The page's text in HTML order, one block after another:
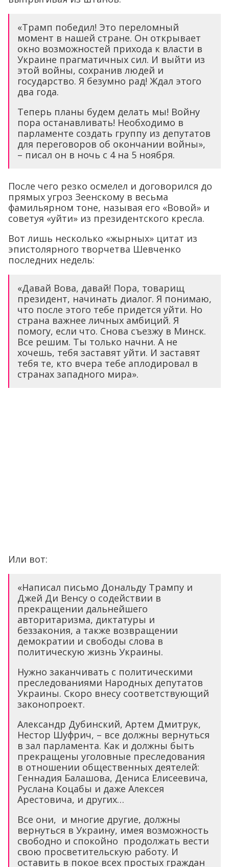
«Трамп победил! Это переломный
момент в нашей стране. Он открывает
окно возможностей прихода к власти в
Украине прагматичных сил. И выйти из
этой войны, сохранив людей и
государство. Я безумно рад! Ждал этого
два года.
Теперь планы будем делать мы! Войну
пора останавливать! Необходимо в
парламенте создать группу из депутатов
для переговоров об окончании войны»,
– писал он в ночь с 4 на 5 ноября.
После чего резко осмелел и договорился до
прямых угроз Зеенскому в весьма
фамильярном тоне, называя его «Вовой» и
советуя «уйти» из президентского кресла.
Вот лишь несколько «жырных» цитат из
эпистолярного творчетва Шевченко
последних недель:
«Давай Вова, давай! Пора, товарищ
президент, начинать диалог. Я понимаю,
что после этого тебе придется уйти. Но
страна важнее личных амбиций. Я
помогу, если что. Снова съезжу в Минск.
Все решим. Ты только начни. А не
хочешь, тебя заставят уйти. И заставят
тебя те, кто вчера тебе аплодировал в
странах западного мира».
Или вот:
«Написал письмо Дональду Трампу и
Джей Ди Венсу о содействии в
прекращении дальнейшего
авторитаризма, диктатуры и
беззакония, а также возвращении
демократии и свободы слова в
политическую жизнь Украины.
Нужно заканчивать с политическими
преследованиями Народных депутатов
Украины. Скоро внесу соответствующий
законопроект.
Александр Дубинский, Артем Дмитрук,
Нестор Шуфрич, – все должны вернуться
в зал парламента. Как и должны быть
прекращены уголовные преследования
в отношении общественных деятелей:
Геннадия Балашова, Дениса Елисеевича,
Руслана Коцабы и даже Алексея
Арестовича, и других…
Все они, и многие другие, должны
вернуться в Украину, имея возможность
свободно и спокойно продолжать вести
свою просветительскую работу. И
оставить в покое всех простых граждан